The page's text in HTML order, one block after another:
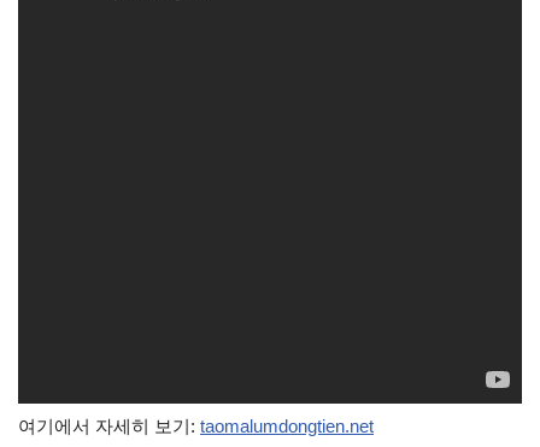
여기에서 자세히 보기: taomalumdongtien.net